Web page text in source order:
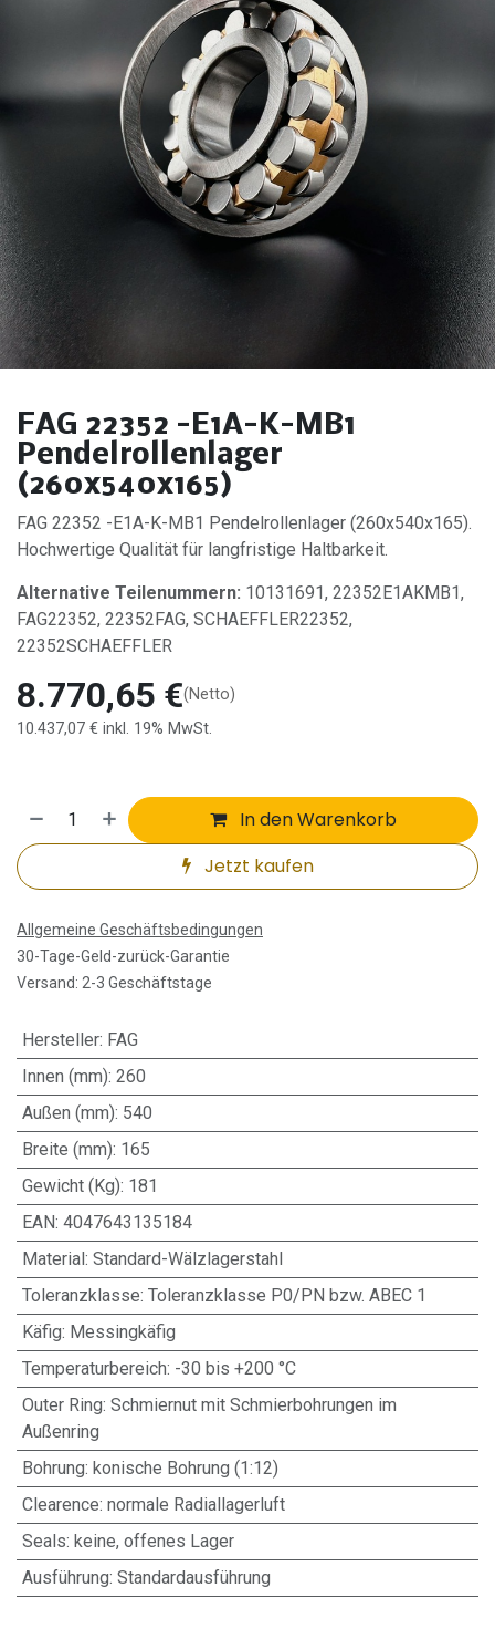
FAG 22352 -E1A-K-MB1
Pendelrollenlager
(260x540x165)
FAG 22352 -E1A-K-MB1 Pendelrollenlager (260x540x165).
Hochwertige Qualität für langfristige Haltbarkeit.
Alternative Teilenummern: 10131691, 22352E1AKMB1,
FAG22352, 22352FAG, SCHAEFFLER22352,
22352SCHAEFFLER
8.770,65 €(Netto)
10.437,07 € inkl. 19% MwSt.
In den Warenkorb
Jetzt kaufen
Allgemeine Geschäftsbedingungen
30-Tage-Geld-zurück-Garantie
Versand: 2-3 Geschäftstage
Hersteller: FAG
Innen (mm): 260
Außen (mm): 540
Breite (mm): 165
Gewicht (Kg): 181
EAN: 4047643135184
Material: Standard-Wälzlagerstahl
Toleranzklasse: Toleranzklasse P0/PN bzw. ABEC 1
Käfig: Messingkäfig
Temperaturbereich: -30 bis +200 °C
Outer Ring: Schmiernut mit Schmierbohrungen im
Außenring
Bohrung: konische Bohrung (1:12)
Clearence: normale Radiallagerluft
Seals: keine, offenes Lager
Ausführung: Standardausführung